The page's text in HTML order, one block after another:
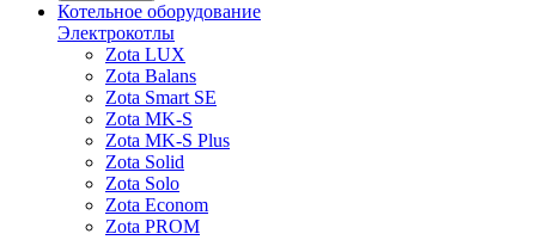
Котельное оборудование
Электрокотлы
Zota LUX
Zota Balans
Zota Smart SE
Zota MK-S
Zota MK-S Plus
Zota Solid
Zota Solo
Zota Econom
Zota PROM